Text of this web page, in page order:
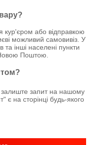
кур'єром або відправкою
можливий самовивіз. У
та інші населені пункти
Поштою.
запит на нашому
є на сторінці будь-якого